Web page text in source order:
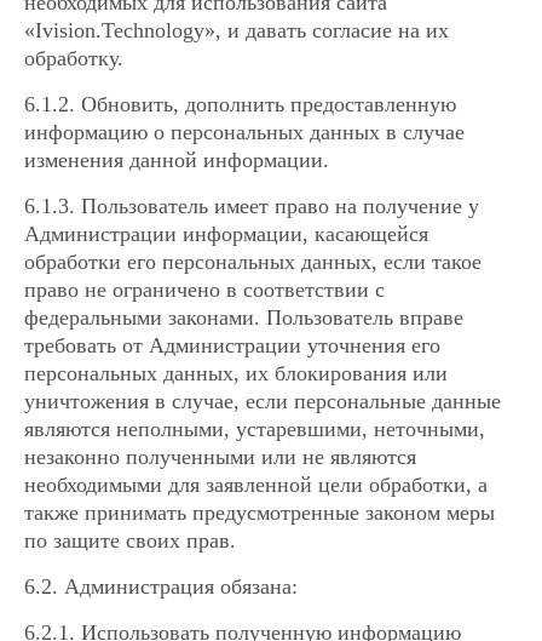
«Ivision.Technology», и давать согласие на их
обработку.
6.1.2. Обновить, дополнить предоставленную
информацию о персональных данных в случае
изменения данной информации.
6.1.3. Пользователь имеет право на получение у
Администрации информации, касающейся
обработки его персональных данных, если такое
право не ограничено в соответствии с
федеральными законами. Пользователь вправе
требовать от Администрации уточнения его
персональных данных, их блокирования или
уничтожения в случае, если персональные данные
являются неполными, устаревшими, неточными,
незаконно полученными или не являются
необходимыми для заявленной цели обработки, а
также принимать предусмотренные законом меры
по защите своих прав.
6.2. Администрация обязана:
6.2.1. Использовать полученную информацию